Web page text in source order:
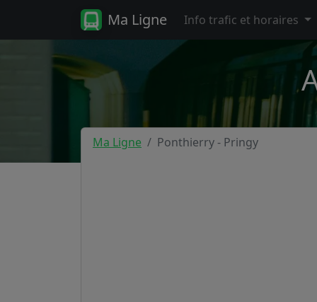
Ma Ligne Info trafic et horaires
Ma Ligne Ponthierry - Pringy